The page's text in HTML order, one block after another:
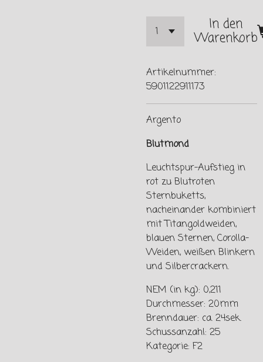
In den
Warenkorb
Artikelnummer:
5901122911173
Argento
Blutmond
Leuchtspur-Aufstieg in
rot zu Blutroten
Sternbuketts,
nacheinander kombiniert
mit Titangoldweiden,
blauen Sternen, Corolla-
Weiden, weißen Blinkern
und Silbercrackern.
NEM (in kg): 0,211
Durchmesser: 20mm
Brenndauer: ca. 24sek.
Schussanzahl: 25
Kategorie: F2